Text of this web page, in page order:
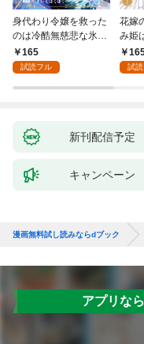
身代わり令嬢を救った
のは冷酷無慈悲な氷の
王子の愛でした１
165
試読フル
花嫁
み姫
はじ
試
新刊配信予定
キャンペーン
漫画無料試し読みならdブック
アプリな